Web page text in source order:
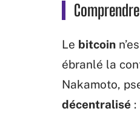
Le bitcoin
ébranlé la
Nakamoto,
décentralisé :